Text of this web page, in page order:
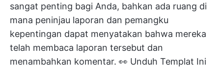
sangat penting bagi Anda, bahkan ada ruang di
mana peninjau laporan dan pemangku
kepentingan dapat menyatakan bahwa mereka
telah membaca laporan tersebut dan
menambahkan komentar. 👀 Unduh Templat Ini